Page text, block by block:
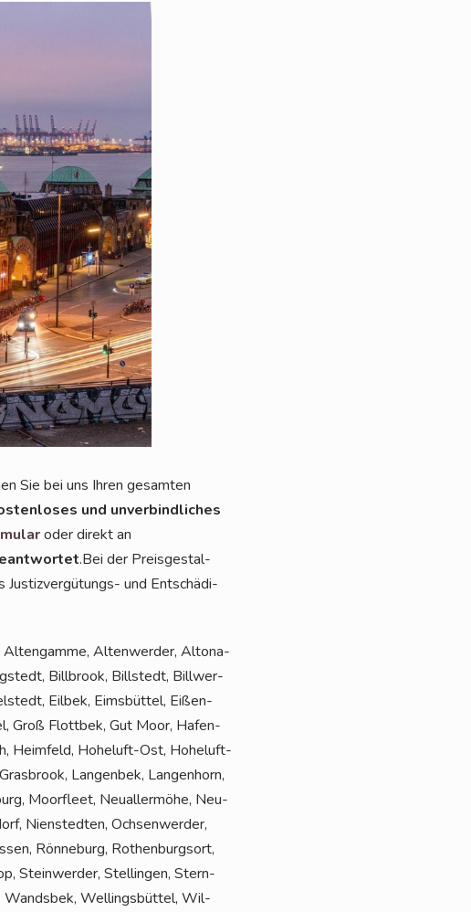
Sie bei uns Ihren gesam­ten
und unver­bind­li­ches
oder direkt an
.Bei der Preis­ge­stal­
Jus­tiz­ver­gü­tungs- und Ent­schä­di­
Alten­gam­me, Alten­wer­der, Alto­na-
Bill­brook, Bill­stedt, Bill­wer­
Eil­bek, Eims­büt­tel, Eißen­
Groß Flott­bek, Gut Moor, Hafen­
Heim­feld, Hohe­luft-Ost, Hohe­luft-
Lan­gen­bek, Lan­gen­horn,
Moor­fleet, Neu­al­ler­mö­he, Neu­
Nien­sted­ten, Och­sen­wer­der,
Rön­ne­burg, Rothen­burg­sort,
Stein­wer­der, Stel­lin­gen, Stern­
Wands­bek, Wel­lings­büt­tel, Wil­